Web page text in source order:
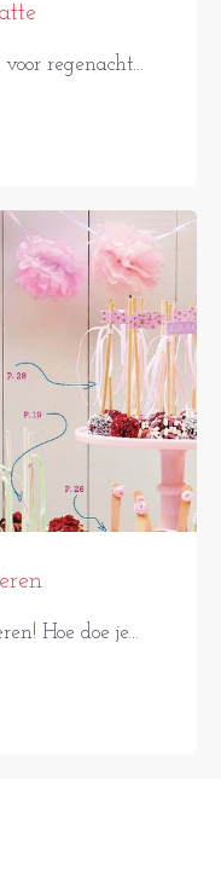
regenacht...
Hoe doe je...